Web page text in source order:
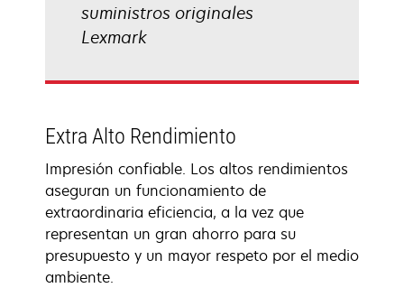
suministros originales
Lexmark
Extra Alto Rendimiento
Impresión confiable. Los altos rendimientos
aseguran un funcionamiento de
extraordinaria eficiencia, a la vez que
representan un gran ahorro para su
presupuesto y un mayor respeto por el medio
ambiente.